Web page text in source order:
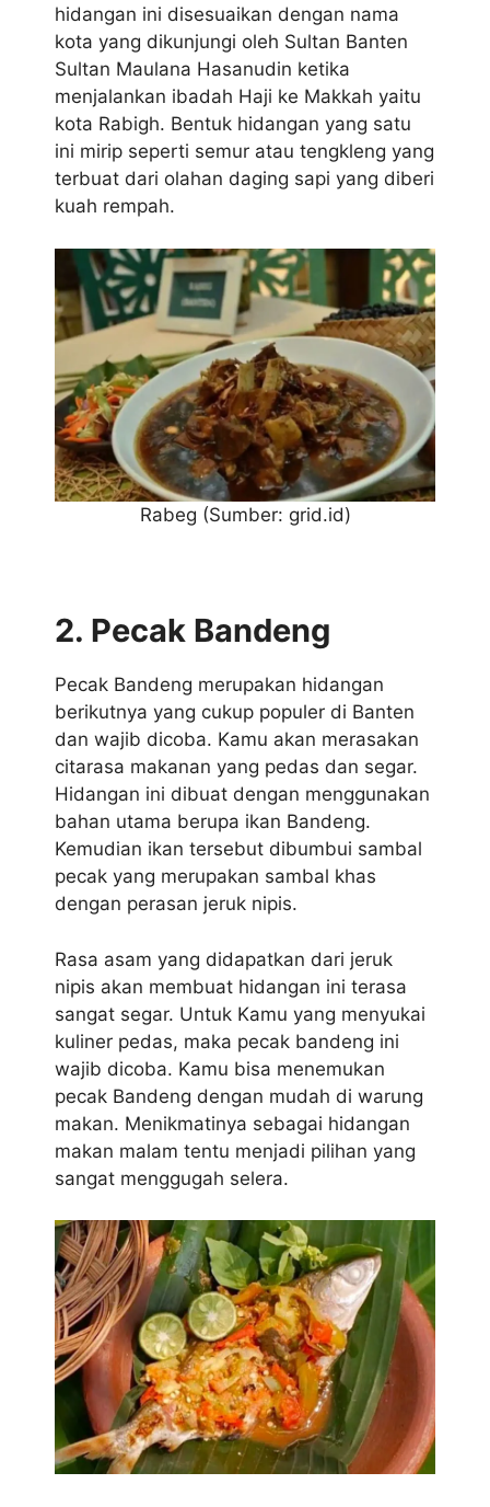
hidangan ini disesuaikan dengan nama
kota yang dikunjungi oleh Sultan Banten
Sultan Maulana Hasanudin ketika
menjalankan ibadah Haji ke Makkah yaitu
kota Rabigh. Bentuk hidangan yang satu
ini mirip seperti semur atau tengkleng yang
terbuat dari olahan daging sapi yang diberi
kuah rempah.
Rabeg (Sumber: grid.id)
2. Pecak Bandeng
Pecak Bandeng merupakan hidangan
berikutnya yang cukup populer di Banten
dan wajib dicoba. Kamu akan merasakan
citarasa makanan yang pedas dan segar.
Hidangan ini dibuat dengan menggunakan
bahan utama berupa ikan Bandeng.
Kemudian ikan tersebut dibumbui sambal
pecak yang merupakan sambal khas
dengan perasan jeruk nipis.
Rasa asam yang didapatkan dari jeruk
nipis akan membuat hidangan ini terasa
sangat segar. Untuk Kamu yang menyukai
kuliner pedas, maka pecak bandeng ini
wajib dicoba. Kamu bisa menemukan
pecak Bandeng dengan mudah di warung
makan. Menikmatinya sebagai hidangan
makan malam tentu menjadi pilihan yang
sangat menggugah selera.